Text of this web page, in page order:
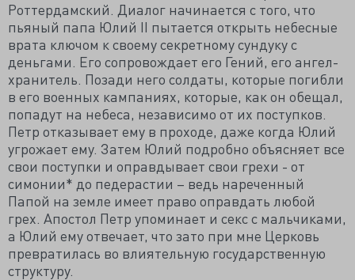
Роттердамский. Диалог начинается с того, что
пьяный папа Юлий II пытается открыть небесные
врата ключом к своему секретному сундуку с
деньгами. Его сопровождает его Гений, его ангел-
хранитель. Позади него солдаты, которые погибли
в его военных кампаниях, которые, как он обещал,
попадут на небеса, независимо от их поступков.
Петр отказывает ему в проходе, даже когда Юлий
угрожает ему. Затем Юлий подробно объясняет все
свои поступки и оправдывает свои грехи - от
симонии* до педерастии – ведь нареченный
Папой на земле имеет право оправдать любой
грех. Апостол Петр упоминает и секс с мальчиками,
а Юлий ему отвечает, что зато при мне Церковь
превратилась во влиятельную государственную
структуру.